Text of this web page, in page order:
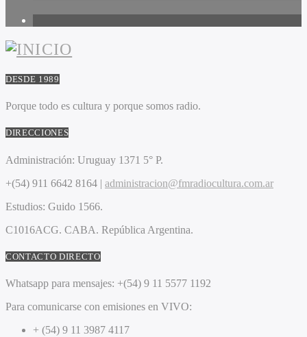
DESDE 1989
Porque todo es cultura y porque somos radio.
DIRECCIONES
Administración: Uruguay 1371 5° P.
+(54) 911 6642 8164 | administracion@fmradiocultura.com.ar
Estudios: Guido 1566.
C1016ACG. CABA. República Argentina.
CONTACTO DIRECTO
Whatsapp para mensajes: +(54) 9 11 5577 1192
Para comunicarse con emisiones en VIVO:
+ (54) 9 11 3987 4117